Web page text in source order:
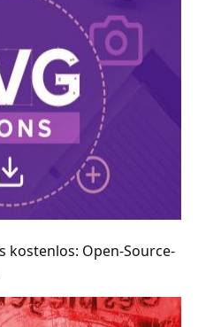
kostenlos: Open-Source-